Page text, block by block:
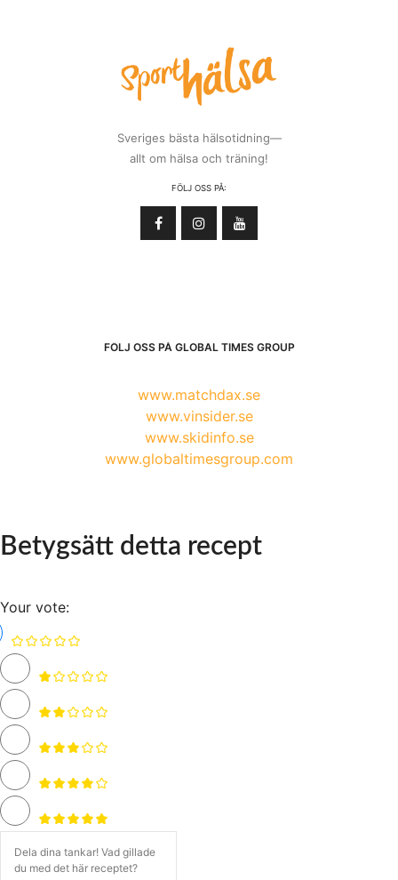
Sveriges bästa hälsotidning—
allt om hälsa och träning!
FÖLJ OSS PÅ:
FÖLJ OSS PÅ GLOBAL TIMES GROUP
www.matchdax.se
www.vinsider.se
www.skidinfo.se
www.globaltimesgroup.com
Betygsätt detta recept
Your vote: